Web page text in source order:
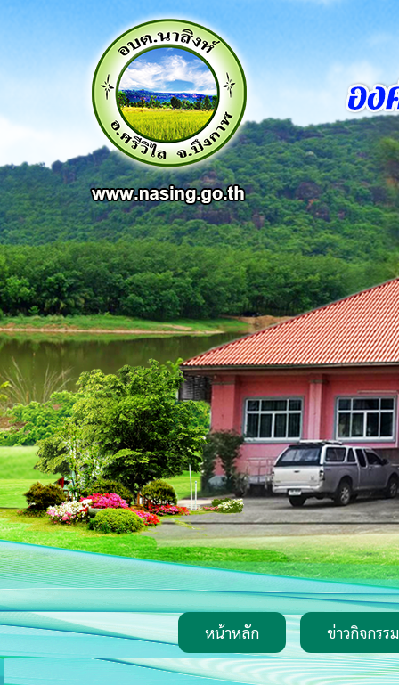
หน้าหลัก ข่าวกิจกรรม